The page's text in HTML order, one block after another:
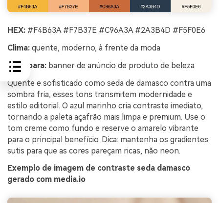
HEX: #F4B63A #F7B37E #C96A3A #2A3B4D #F5F0E6
Clima: quente, moderno, à frente da moda
Ideal para: banner de anúncio de produto de beleza
Quente e sofisticado como seda de damasco contra uma
sombra fria, esses tons transmitem modernidade e
estilo editorial. O azul marinho cria contraste imediato,
tornando a paleta açafrão mais limpa e premium. Use o
tom creme como fundo e reserve o amarelo vibrante
para o principal benefício. Dica: mantenha os gradientes
sutis para que as cores pareçam ricas, não neon.
Exemplo de imagem de contraste seda damasco
gerado com media.io